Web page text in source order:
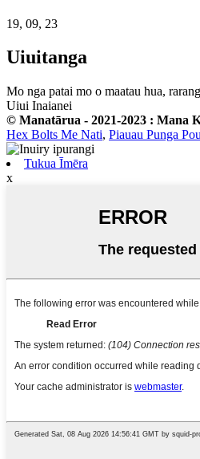
19, 09, 23
Uiuitanga
Mo nga patai mo o maatau hua,
Uiui Inaianei
© Manatārua - 2021-2023 : Mana
Hex Bolts Me Nati, Piauau Punga
Tukua Īmēra
x